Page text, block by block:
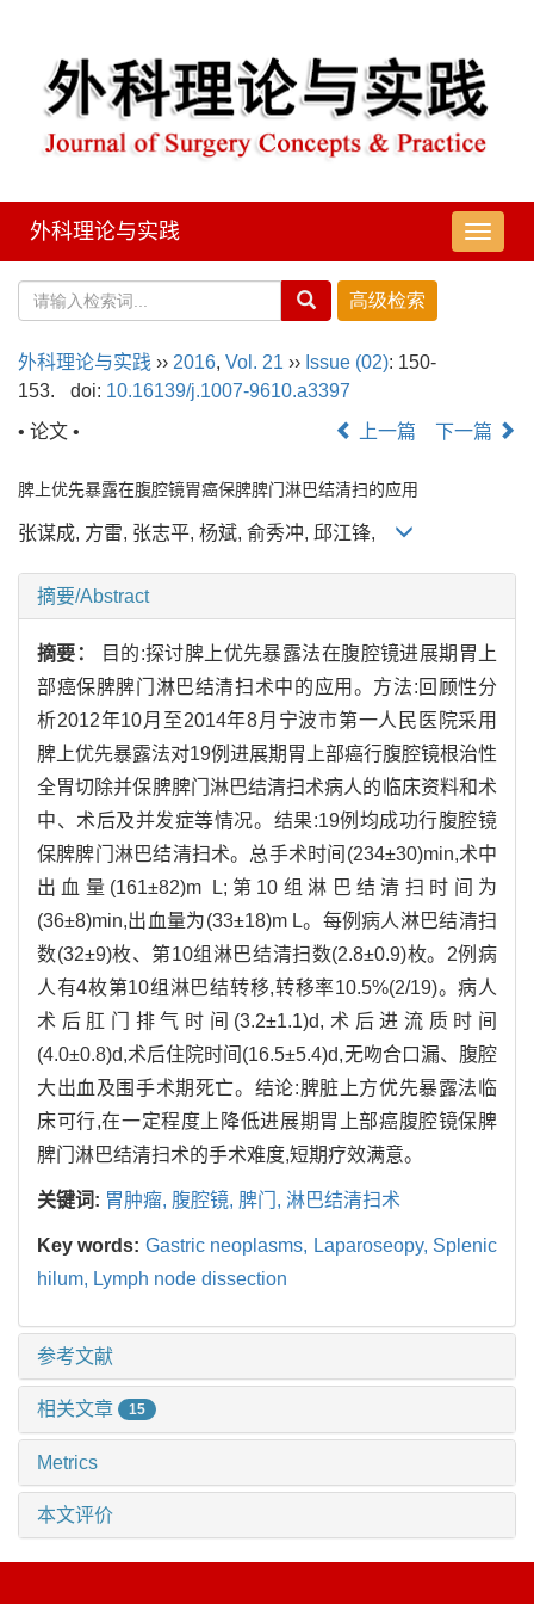
导
航
外科理论与实践
外科理论与实践 ›› 2016, Vol. 21 ›› Issue (02): 150-
153.
doi: 10.16139/j.1007-9610.a3397
• 论文 •
上一篇 下一篇
脾上优先暴露在腹腔镜胃癌保脾脾门淋巴结清扫的应用
张谋成, 方雷, 张志平, 杨斌, 俞秀冲, 邱江锋,
摘要/Abstract
摘要：
目的:探讨脾上优先暴露法在腹腔镜进展期胃上
部癌保脾脾门淋巴结清扫术中的应用。方法:回顾性分
析2012年10月至2014年8月宁波市第一人民医院采用
脾上优先暴露法对19例进展期胃上部癌行腹腔镜根治性
全胃切除并保脾脾门淋巴结清扫术病人的临床资料和术
中、术后及并发症等情况。结果:19例均成功行腹腔镜
保脾脾门淋巴结清扫术。总手术时间(234±30)min,术中
出血量(161±82)m L;第10组淋巴结清扫时间为
(36±8)min,出血量为(33±18)m L。每例病人淋巴结清扫
数(32±9)枚、第10组淋巴结清扫数(2.8±0.9)枚。2例病
人有4枚第10组淋巴结转移,转移率10.5%(2/19)。病人
术后肛门排气时间(3.2±1.1)d,术后进流质时间
(4.0±0.8)d,术后住院时间(16.5±5.4)d,无吻合口漏、腹腔
大出血及围手术期死亡。结论:脾脏上方优先暴露法临
床可行,在一定程度上降低进展期胃上部癌腹腔镜保脾
脾门淋巴结清扫术的手术难度,短期疗效满意。
关键词: 胃肿瘤, 腹腔镜, 脾门, 淋巴结清扫术
Key words: Gastric neoplasms, Laparoseopy, Splenic
hilum, Lymph node dissection
参考文献
相关文章 15
Metrics
本文评价